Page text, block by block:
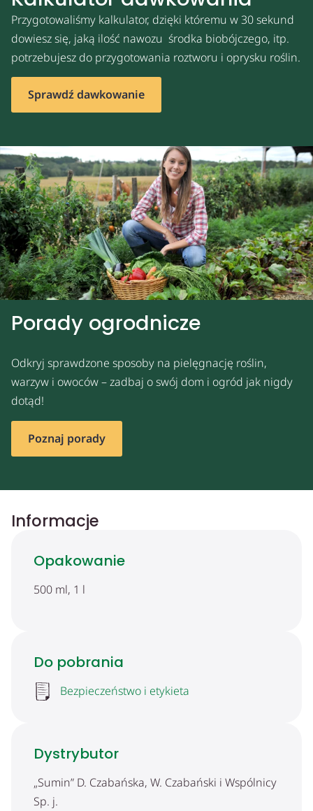
Przygotowaliśmy kalkulator, dzięki któremu w 30 sekund
dowiesz się, jaką ilość nawozu środka biobójczego, itp.
potrzebujesz do przygotowania roztworu i oprysku roślin.
Sprawdź dawkowanie
Porady ogrodnicze
Odkryj sprawdzone sposoby na pielęgnację roślin,
warzyw i owoców – zadbaj o swój dom i ogród jak nigdy
dotąd!
Poznaj porady
Informacje
Opakowanie
500 ml, 1 l
Do pobrania
Bezpieczeństwo i etykieta
Dystrybutor
„Sumin” D. Czabańska, W. Czabański i Wspólnicy
Sp. j.